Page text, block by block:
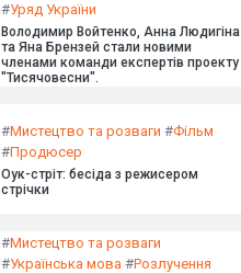
#Уряд України
Володимир Войтенко, Анна Людигіна
та Яна Брензей стали новими
членами команди експертів проекту
"Тисячовесни".
#Мистецтво та розваги #Фільм
#Продюсер
Оук-стріт: бесіда з режисером
стрічки
#Мистецтво та розваги
#Українська мова #Розлучення